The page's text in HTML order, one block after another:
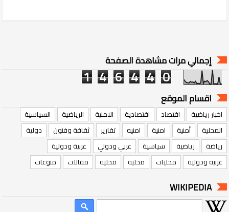
إجمالي مرات مشاهدة الصفحة
1 4 6 4 4 0
اقسام الموقع
اخبار رياضية اقتصاد اقتصادية الامنية الرياضية
السياسية
المحلية
أمنية امنية امنيه تقارير ثقافة وفنون
دولية
رياضة
رياضية سياسية عربي ودولي
عربية ودولية
عربيه ودولية
محليات محلية محليه مقالات منوعات
WIKIPEDIA